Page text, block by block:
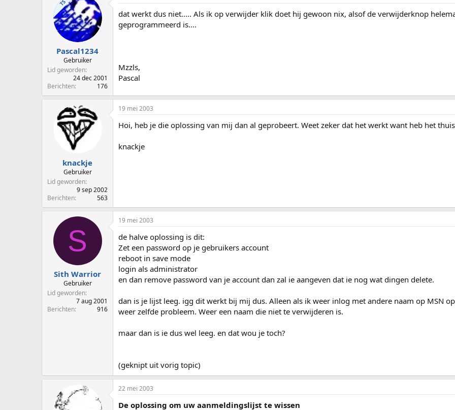
TS
Pascal1234
Gebruiker
Lid geworden
24 dec 2001
Berichten
176
dat werkt dus niet..... Als ik op verwijder klik doet hij gewoon nix, alsof de verwijderknop
geprogrammeerd is....
Mzzls,
Pascal
knackje
Gebruiker
Lid geworden
9 sep 2002
Berichten
563
19 mei 2003
Hoi, heb je die oplossing van mij dan al geprobeert. Weet zeker dat het werkt want heb het
knackje
S
Sith Warrior
Gebruiker
Lid geworden
7 aug 2001
Berichten
916
19 mei 2003
de halve oplossing is dit:
Zet een password op je gebruikers account
reboot in save mode
login als administrator
en dan remove password van je account dan zal ie aangeven dat ie nog wat dingen delete.
dan is je lijst leeg. igg dit werkt bij mij dus. Alleen als ik weer inlog met andere naam op MSN
weer zelfde probleem. Weer een naam die niet te verwijderen is.
maar dan is ie dus wel leeg. en dat wou je toch?
(geknipt uit vorig topic)
22 mei 2003
De oplossing om uw aanmeldingslijst te wissen